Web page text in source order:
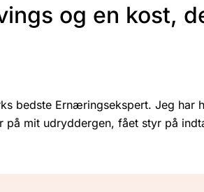
og en kost,
bedste Ernæringsekspert. Jeg har
mit udryddergen, fået styr på